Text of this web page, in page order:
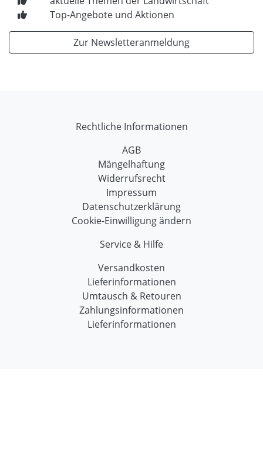
Top-Angebote und Aktionen
Zur Newsletteranmeldung
Rechtliche Informationen
AGB
Mängelhaftung
Widerrufsrecht
Impressum
Datenschutzerklärung
Cookie-Einwilligung ändern
Service & Hilfe
Versandkosten
Lieferinformationen
Umtausch & Retouren
Zahlungsinformationen
Lieferinformationen